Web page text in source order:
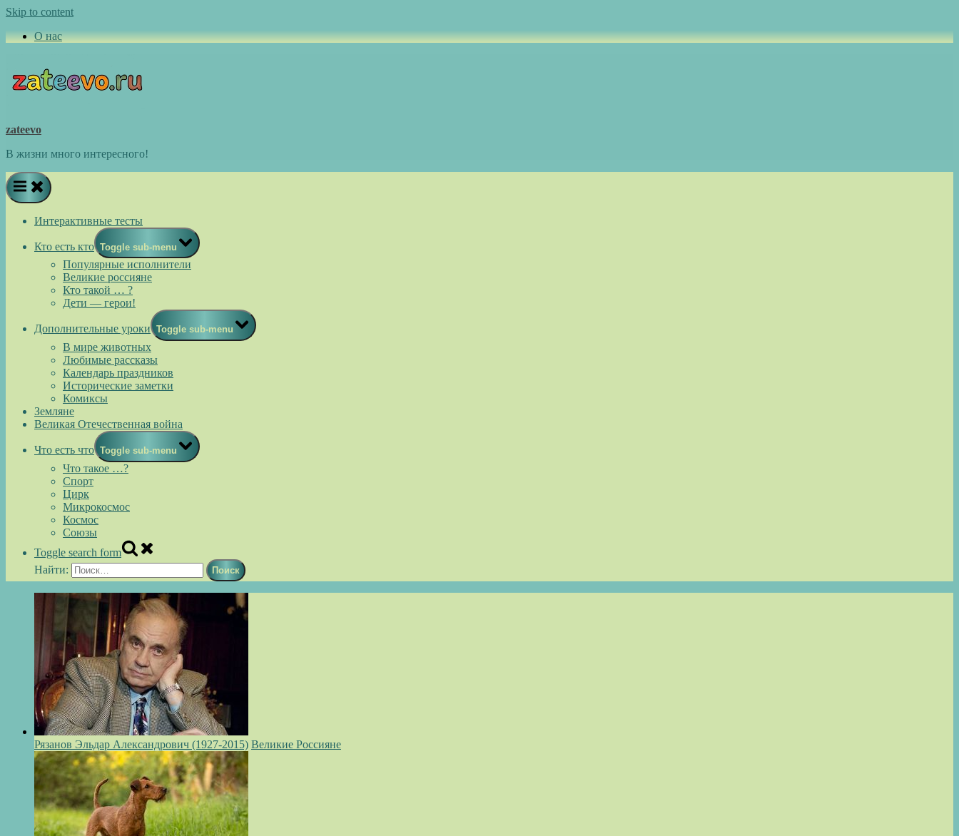
Skip to content
О нас
zateevo
В жизни много интересного!
Интерактивные тесты
Кто есть кто Toggle sub-menu
Популярные исполнители
Великие россияне
Кто такой … ?
Дети — герои!
Дополнительные уроки Toggle sub-menu
В мире животных
Любимые рассказы
Календарь праздников
Исторические заметки
Комиксы
Земляне
Великая Отечественная война
Что есть что Toggle sub-menu
Что такое …?
Спорт
Цирк
Микрокосмос
Космос
Союзы
Toggle search form
Найти:
Рязанов Эльдар Александрович (1927-2015) Великие Россияне